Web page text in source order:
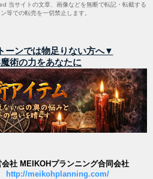
当サイトの文章、画像などを無断で転記・転載する
等での転売を一切禁止します。
ーンでは物足りない方へ▼
術の力をあなたに
会社 MEIKOHプランニング合同会社
http://meikohplanning.com/